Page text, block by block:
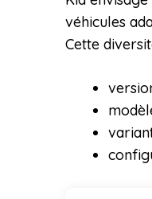
véhicules
Cette